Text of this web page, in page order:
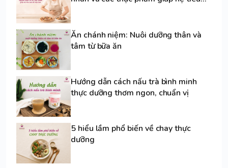
Ăn chánh niệm: Nuôi dưỡng thân và
tâm từ bữa ăn
Hướng dẫn cách nấu trà bình minh
thực dưỡng thơm ngon, chuẩn vị
5 hiểu lầm phổ biến về chay thực
dưỡng